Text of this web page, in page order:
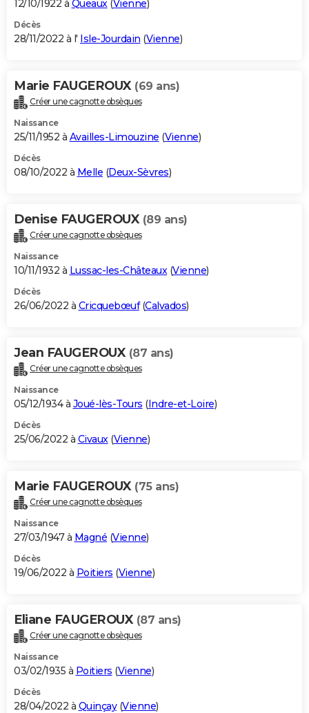
12/10/1922 à Queaux(Vienne)
Décès
28/11/2022 à l' Isle-Jourdain (Vienne)
Marie FAUGEROUX (69 ans)
Créer une cagnotte obsèques
Naissance
25/11/1952 à Availles-Limouzine (Vienne)
Décès
08/10/2022 à Melle (Deux-Sèvres)
Denise FAUGEROUX (89 ans)
Créer une cagnotte obsèques
Naissance
10/11/1932 à Lussac-les-Châteaux(Vienne)
Décès
26/06/2022 à Cricquebœuf(Calvados)
Jean FAUGEROUX (87 ans)
Créer une cagnotte obsèques
Naissance
05/12/1934 à Joué-lès-Tours (Indre-et-Loire)
Décès
25/06/2022 à Civaux(Vienne)
Marie FAUGEROUX (75 ans)
Créer une cagnotte obsèques
Naissance
27/03/1947 à Magné (Vienne)
Décès
19/06/2022 à Poitiers (Vienne)
Eliane FAUGEROUX (87 ans)
Créer une cagnotte obsèques
Naissance
03/02/1935 à Poitiers (Vienne)
Décès
28/04/2022 à Quinçay(Vienne)